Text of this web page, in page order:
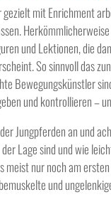
mit Enrichment
und Lektionen, die
So sinnvoll das
Bewegungskünstler
und kontrollieren –
Jungpferden an und
Lage sind und wie
nur noch am
und